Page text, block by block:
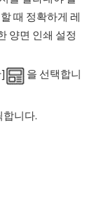
때 정확하게 레
양면 인쇄 설정
을 선택합니
니다.